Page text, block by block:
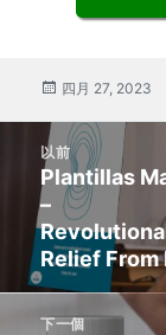
張
係
四月 27, 2023
以前
上
一
篇
文
章:
Plantillas
–
Relief From
下一個